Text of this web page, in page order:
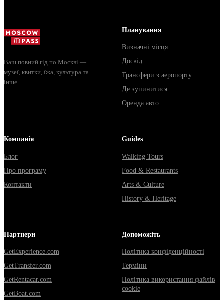
Владими...
Ваш повний гід по Москві —
музеї, квитки, їжа, культура та
інше.
Планування
Визначні місця
Досвід
Трансфери з аеропорту
Де зупинитися
Оренда авто
Компанія
Блог
Про програму
Контакти
Guides
Walking Tours
Food & Restaurants
Arts & Culture
History & Heritage
Партнери
GetExperience.com
GetTransfer.com
GetRentacar.com
GetBoat.com
Допоможіть
Політика конфіденційності
Терміни
Політика використання файлів
cookie